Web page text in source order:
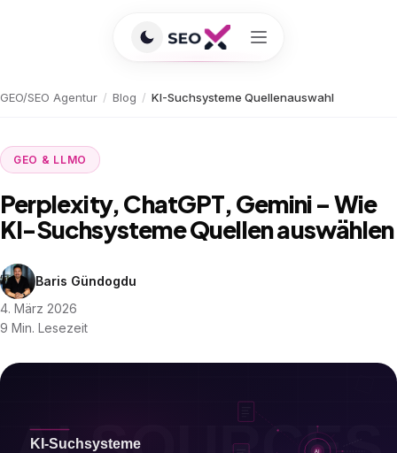
GEO/SEO Agentur / Blog / KI-Suchsysteme Quellenauswahl
GEO & LLMO
Perplexity, ChatGPT, Gemini – Wie
KI-Suchsysteme Quellen auswählen
Baris Gündogdu
4. März 2026
9 Min. Lesezeit